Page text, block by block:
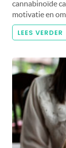
cannabinoïde
motivatie en
LEES VERDER